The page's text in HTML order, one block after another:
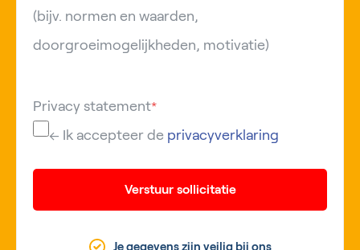
(bijv. normen en waarden,
doorgroeimogelijkheden, motivatie)
Privacy statement*
← Ik accepteer de privacyverklaring
Verstuur sollicitatie
Je gegevens zijn veilig bij ons